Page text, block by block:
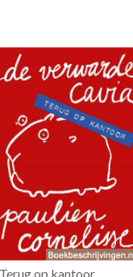
Terug op kantoor